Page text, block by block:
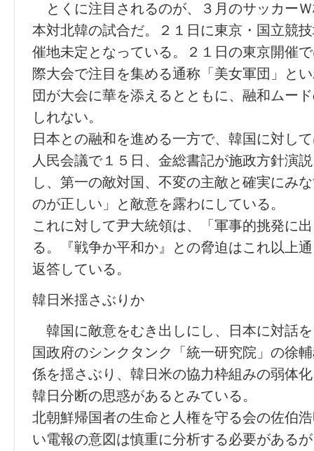
とくに注目されるのが、３月のサッカー
本対北韓の試合だ。２１日に東京・国立競
催地未定となっている。２１日の東京開催
際大会で注目を集める通称「美女軍団」と
団が大会に華を添えるとともに、融和ムー
しれない。
日本との融和を進める一方で、韓国に対し
人民会議で１５日、金総書記が施政方針演
し、第一の敵対国、不変の主敵と確実にみ
のが正しい」と敵意を露わにしている。
これに対して尹大統領は、「軍事的挑発に
る。『戦争か平和か』との脅迫はこれ以上
返答している。
韓日米揺さぶりか
韓国に敵意をむき出しにし、日本に対話
国政府のシンクタンク「統一研究院」の徐
係を揺さぶり、韓日米の協力枠組みの弱体
韓日分断の思惑があるとみている。
北朝鮮帰国者の生命と人権を守る会の佐伯
い電報の意図は慎重に分析する必要がある